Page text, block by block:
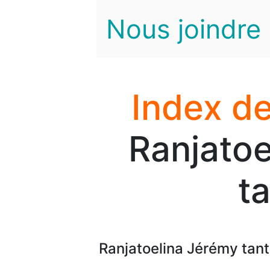
Nous joindre
Index
Ranjatoelina Jérémy